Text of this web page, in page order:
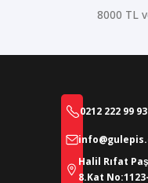
8000 TL
0212 222 99 93
Halil Rıfat
8.Kat